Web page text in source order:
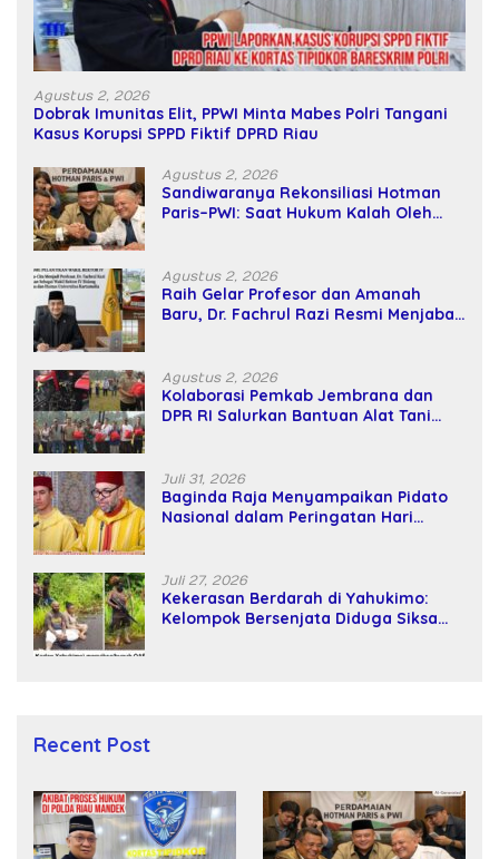
Agustus 2, 2026
Dobrak Imunitas Elit, PPWI Minta Mabes Polri Tangani
Kasus Korupsi SPPD Fiktif DPRD Riau
Agustus 2, 2026
Sandiwaranya Rekonsiliasi Hotman
Paris–PWI: Saat Hukum Kalah Oleh
Agustus 2, 2026
Raih Gelar Profesor dan Amanah
Baru, Dr. Fachrul Razi Resmi Menjabat
Agustus 2, 2026
Kolaborasi Pemkab Jembrana dan
DPR RI Salurkan Bantuan Alat Tani
Juli 31, 2026
Baginda Raja Menyampaikan Pidato
Nasional dalam Peringatan Hari
Juli 27, 2026
Kekerasan Berdarah di Yahukimo:
Kelompok Bersenjata Diduga Siksa
Recent Post